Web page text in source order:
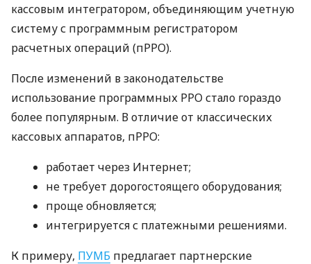
кассовым интегратором, объединяющим учетную
систему с программным регистратором
расчетных операций (пРРО).
После изменений в законодательстве
использование программных РРО стало гораздо
более популярным. В отличие от классических
кассовых аппаратов, пРРО:
работает через Интернет;
не требует дорогостоящего оборудования;
проще обновляется;
интегрируется с платежными решениями.
К примеру, ПУМБ предлагает партнерские